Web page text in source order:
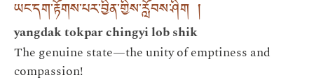
ཡང་དག་རྟོགས་པར་བྱིན་གྱིས་རློབས་ཤིག །
yangdak tokpar chingyi lob shik
The genuine state—the unity of emptiness and
compassion!